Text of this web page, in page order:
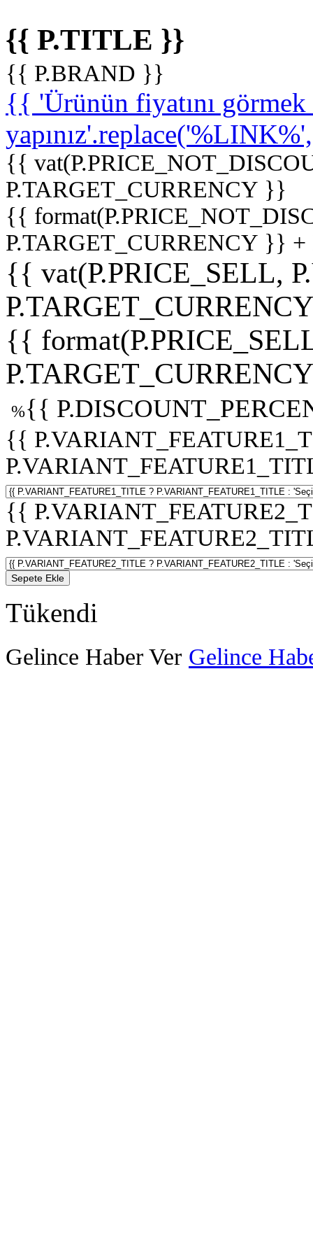
{{ P.TITLE }}
{{ P.BRAND }}
{{ 'Ürünün fiyatını
{{
P.TARGET_CURRENCY }}
{{
P.TARGET_CURRENCY }}
{{ vat(P.PRICE_SELL,
{{
%{{
{{
{{
Sepete Ekle
Tükendi
Gelince Haber Ver Gelince